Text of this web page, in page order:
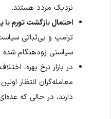
نزدیک مردد هستند.
احتمال بازگشت تورم
ترامپ و بی‌ثباتی
سیاستی زودهنگام
در بازار نرخ بهره،
معامله‌گران انتظار
دارند، در حالی که